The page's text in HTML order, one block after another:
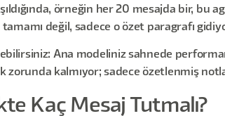
örneğin her 20 mesajda bir, bu
tamamı değil, sadece o özet paragrafı
Ana modeliniz sahnede
zorunda kalmıyor; sadece özetlenmiş
Kaç Mesaj Tutmalı?